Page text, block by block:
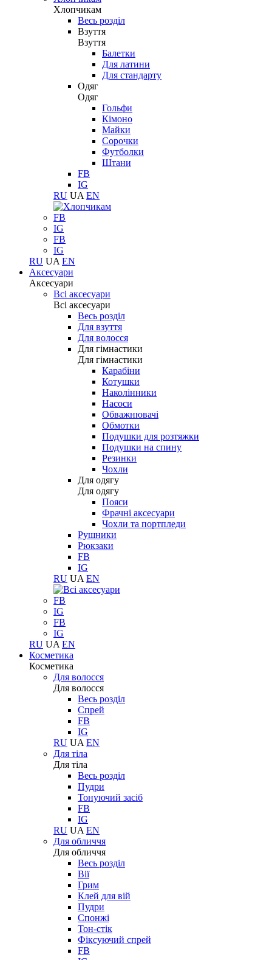
Хлопчикам
Весь розділ
Взуття
Взуття
Балетки
Для латини
Для стандарту
Одяг
Одяг
Гольфи
Кімоно
Майки
Сорочки
Футболки
Штани
FB
IG
RU UA EN
FB
IG
FB
IG
RU UA EN
Аксесуари
Аксесуари
Всі аксесуари
Всі аксесуари
Весь розділ
Для взуття
Для волосся
Для гімнастики
Для гімнастики
Карабіни
Котушки
Наколінники
Насоси
Обважнювачі
Обмотки
Подушки для розтяжки
Подушки на спину
Резинки
Чохли
Для одягу
Для одягу
Пояси
Фрачні аксесуари
Чохли та портпледи
Рушники
Рюкзаки
FB
IG
RU UA EN
FB
IG
FB
IG
RU UA EN
Косметика
Косметика
Для волосся
Для волосся
Весь розділ
Спрей
FB
IG
RU UA EN
Для тіла
Для тіла
Весь розділ
Пудри
Тонуючий засіб
FB
IG
RU UA EN
Для обличчя
Для обличчя
Весь розділ
Вії
Грим
Клей для вій
Пудри
Спонжі
Тон-стік
Фіксуючий спрей
FB